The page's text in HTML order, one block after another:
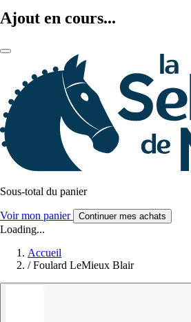
Ajout en cours...
Sous-total du panier
Voir mon panier Continuer mes achats
Loading...
Accueil
/ Foulard LeMieux Blair